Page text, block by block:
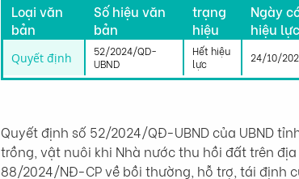
Loại văn
bản
Số hiệu văn
bản
trạng
hiệu
lực
Ngày
hiệu lực
Quyết định
52/2024/QD-
UBND
Hết hiệu
lực
24/10/
Quyết định số 52/2024/QĐ-UBND của UBND
trồng, vật nuôi khi Nhà nước thu hồi đất trên
88/2024/NĐ-CP về bồi thường, hỗ trợ, tái định